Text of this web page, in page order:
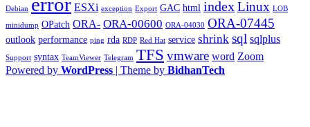
Debian ESXi exception Export GAC html indexLinux LOB
minidump OPatch ORA- ORA-00600 ORA-04030 ORA-07445
outlook performance ping rda RDP Red Hat service shrink sql sqlplus
Support syntax TeamViewer Telegram TFS vmware word Zoom
Powered by WordPress | Theme by BidhanTech